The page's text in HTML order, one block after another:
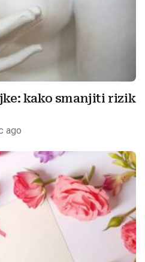
kako smanjiti rizik
ago